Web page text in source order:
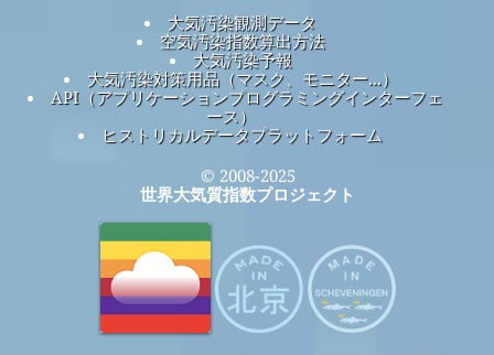
大気汚染観測データ
空気汚染指数算出方法
大気汚染予報
大気汚染対策用品（マスク、モニター...）
API（アプリケーションプログラミングインターフェ
ース）
ヒストリカルデータプラットフォーム
© 2008-2025
世界大気質指数プロジェクト